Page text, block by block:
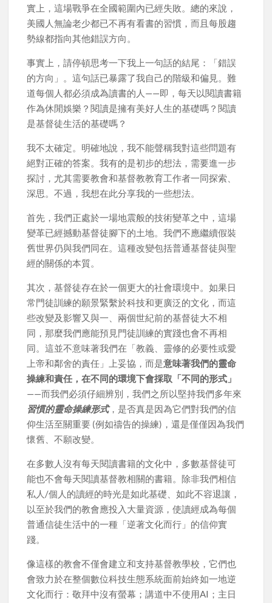
實上，這場戰爭在全國範圍內已經失敗。總的來說，
美國人無論老少都已不再有看書的習慣，而且每股趨
勢線都指向其他錯誤方向。
事實上，請停頓思考一下我上一句話的結尾：「錯誤
的方向」。這句話已暴露了我自己的階級和偏見。難
道每個人都必須成為讀書的人——即，每天以閱讀書籍
作為休閒娛樂？閱讀是擁有美好人生的基礎嗎？閱讀
是基督徒生活的基礎嗎？
我不太確定。明確地說，我不能聲稱我對這些問題有
絕對正確的答案。我有的是初步的想法，需要進一步
探討，尤其需要教會和基督教教育工作者一同探索、
深思。不過，我想在此分享我的一些想法。
首先，我們正處於一場地震般的技術變革之中，這場
變革已經撼動基督徒腳下的土地。我們不應繼續假裝
舊世界仍與我們同在。這種改變包括普通基督徒與聖
經的關係的本質。
其次，基督徒存在於一個更大的社會環境中。如果日
常門徒訓練的願景緊繫於科技和更廣泛的文化，而這
些改變及影響又與一、兩個世紀前的基督徒大不相
同，那麼我們應能預見門徒訓練的實踐也會不再相
同。這並不意味著我們在「教義、靈修的必要性或愛
上帝和鄰舍的責任」上妥協，而是意味著我們的靈命
操練和責任，在不同的環境下會採取「不同的形式」
——而我們必須仔細辨別，我們之所以堅持我們多年來
習慣的靈命操練形式，是否真是因為它們對我們的信
仰生活至關重要 (例如禱告的操練)，還是僅僅因為我們
懷舊、不願改變。
在多數人沒有每天閱讀書籍的文化中，多數基督徒可
能也不會每天閱讀基督教相關的書籍。除非我們相信
私人/個人的讀經的時光是如此基礎、如此不容退讓，
以至於我們的教會應投入大量資源，使讀經成為每個
普通信徒生活中的一種「逆著文化而行」的信仰實
踐。
像這樣的教會不僅會建立和支持基督教學校，它們也
會致力於在整個數位科技生態系統面前始終如一地逆
文化而行：敬拜中沒有螢幕；講道中不使用AI；主日